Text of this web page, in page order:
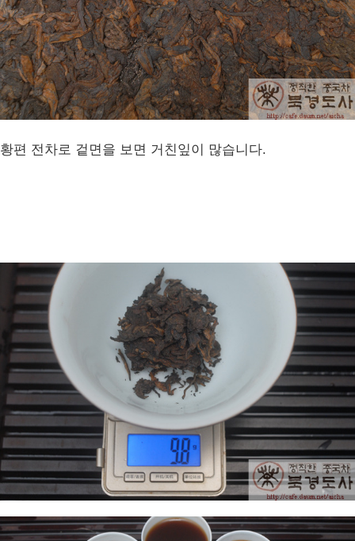
황편 전차로 겉면을 보면 거친잎이 많습니다.